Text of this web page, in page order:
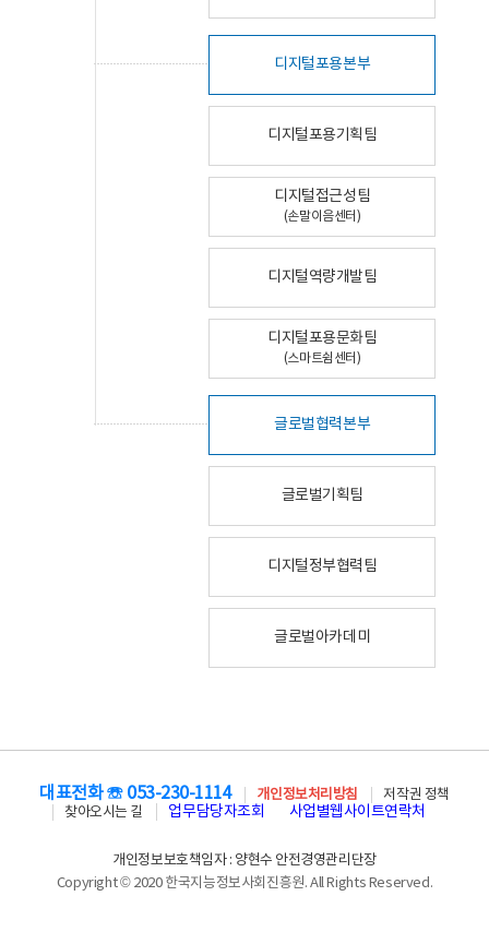
디지털포용본부
디지털포용기획팀
디지털접근성팀
(손말이음센터)
디지털역량개발팀
디지털포용문화팀
(스마트쉼센터)
글로벌협력본부
글로벌기획팀
디지털정부협력팀
글로벌아카데미
대표전화 ☏ 053-230-1114 개인정보처리방침
저작권 정책
찾아오시는 길
업무담당자조회 사업별웹사이트연락처
개인정보보호책임자 : 양현수 안전경영관리단장
Copyright © 2020 한국지능정보사회진흥원. All Rights Reserved.